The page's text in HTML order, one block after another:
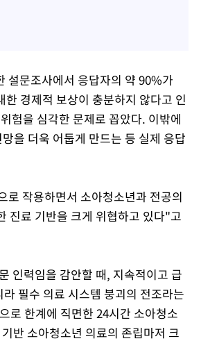
설문조사에서 응답자의 약 90%가
경제적 보상이 충분하지 않다고 인
험을 심각한 문제로 꼽았다. 이밖에
을 더욱 어둡게 만드는 등 실제 응답
로 작용하면서 소아청소년과 전공의
진료 기반을 크게 위협하고 있다"고
인력임을 감안할 때, 지속적이고 급
필수 의료 시스템 붕괴의 전조라는
로 한계에 직면한 24시간 소아청소
반 소아청소년 의료의 존립마저 크